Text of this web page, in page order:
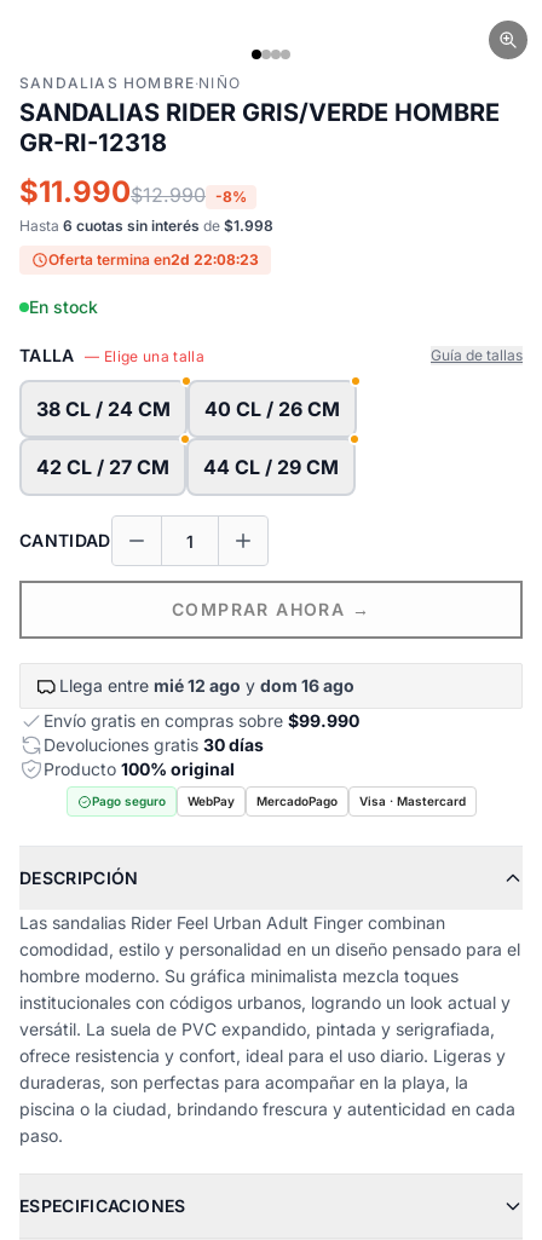
SANDALIAS HOMBRE·NIÑO
SANDALIAS RIDER GRIS/VERDE HOMBRE
GR-RI-12318
$11.990$12.990 -8%
Hasta 6 cuotas sin interés de $1.998
Oferta termina en2d 22:08:23
En stock
TALLA — Elige una talla Guía de tallas
38 CL / 24 CM 40 CL / 26 CM
42 CL / 27 CM 44 CL / 29 CM
CANTIDAD
COMPRAR AHORA →
Llega entre mié 12 ago y dom 16 ago
Envío gratis en compras sobre $99.990
Devoluciones gratis 30 días
Producto 100% original
Pago seguro WebPay MercadoPago Visa · Mastercard
DESCRIPCIÓN
Las sandalias Rider Feel Urban Adult Finger combinan
comodidad, estilo y personalidad en un diseño pensado para el
hombre moderno. Su gráfica minimalista mezcla toques
institucionales con códigos urbanos, logrando un look actual y
versátil. La suela de PVC expandido, pintada y serigrafiada,
ofrece resistencia y confort, ideal para el uso diario. Ligeras y
duraderas, son perfectas para acompañar en la playa, la
piscina o la ciudad, brindando frescura y autenticidad en cada
paso.
ESPECIFICACIONES